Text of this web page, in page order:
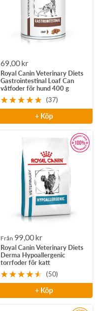
Rea-
pris
69,00 kr
Royal Canin Veterinary Diets
Gastrointestinal Loaf Can
våtfoder för hund 400 g
(37)
+ Köp
Rea-
pris
Från 99,00 kr
Royal Canin Veterinary Diets
Derma Hypoallergenic
torrfoder för katt
(50)
+ Köp